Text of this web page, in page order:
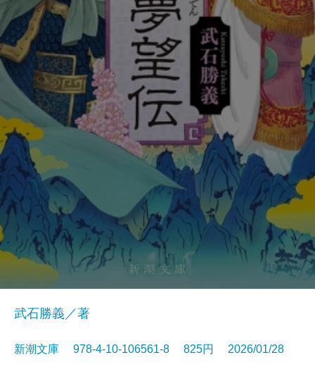
武石勝義／著
新潮文庫 978-4-10-106561-8 825円 2026/01/28